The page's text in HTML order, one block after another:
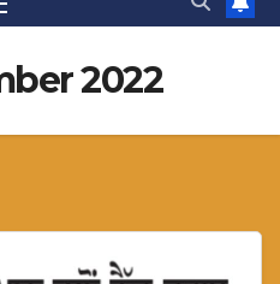
2022